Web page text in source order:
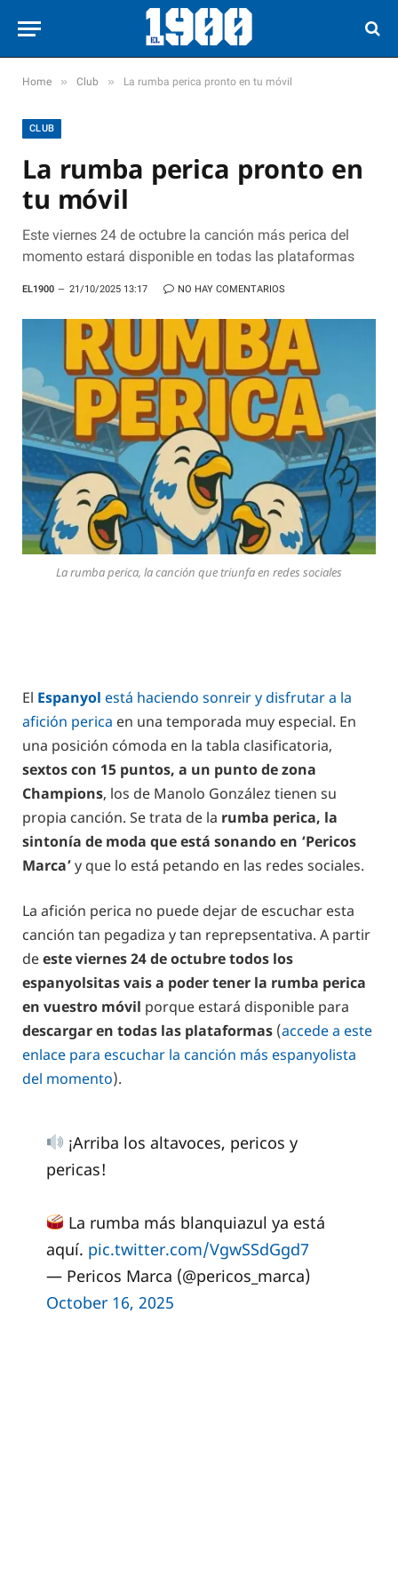
Home » Club » La rumba perica pronto en tu móvil
CLUB
La rumba perica pronto en
tu móvil
Este viernes 24 de octubre la canción más perica del
momento estará disponible en todas las plataformas
EL1900 21/10/2025 13:17 NO HAY COMENTARIOS
La rumba perica, la canción que triunfa en redes sociales
El Espanyol está haciendo sonreir y disfrutar a la
afición perica en una temporada muy especial. En
una posición cómoda en la tabla clasificatoria,
sextos con 15 puntos, a un punto de zona
Champions, los de Manolo González tienen su
propia canción. Se trata de la rumba perica, la
sintonía de moda que está sonando en ‘Pericos
Marca’y que lo está petando en las redes sociales.
La afición perica no puede dejar de escuchar esta
canción tan pegadiza y tan reprepsentativa. A partir
deeste viernes 24 de octubre todos los
espanyolsitas vais a poder tener la rumba perica
en vuestro móvil porque estará disponible para
descargar en todas las plataformas (accede a este
enlace para escuchar la canción más espanyolista
del momento).
¡Arriba los altavoces, pericos y
pericas!
La rumba más blanquiazul ya está
aquí. pic.twitter.com/VgwSSdGgd7
— Pericos Marca (@pericos_marca)
October 16, 2025